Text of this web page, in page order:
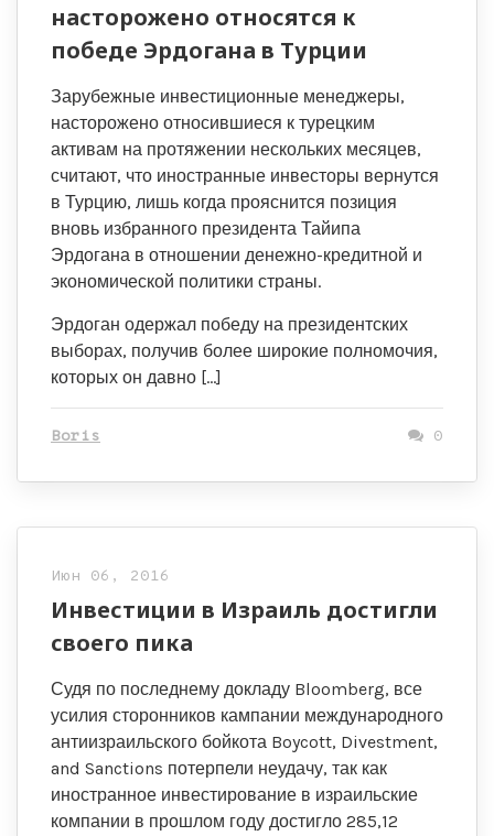
насторожено относятся к
победе Эрдогана в Турции
Зарубежные инвестиционные менеджеры,
насторожено относившиеся к турецким
активам на протяжении нескольких месяцев,
считают, что иностранные инвесторы вернутся
в Турцию, лишь когда прояснится позиция
вновь избранного президента Тайипа
Эрдогана в отношении денежно-кредитной и
экономической политики страны.
Эрдоган одержал победу на президентских
выборах, получив более широкие полномочия,
которых он давно […]
Boris 0
Июн 06, 2016
Инвестиции в Израиль достигли
своего пика
Судя по последнему докладу Bloomberg, все
усилия сторонников кампании международного
антиизраильского бойкота Boycott, Divestment,
and Sanctions потерпели неудачу, так как
иностранное инвестирование в израильские
компании в прошлом году достигло 285,12